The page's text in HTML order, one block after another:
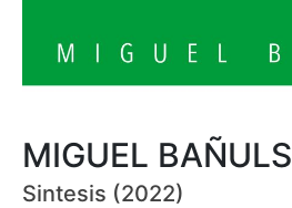
MIGUEL BAÑULS
Sintesis (2022)